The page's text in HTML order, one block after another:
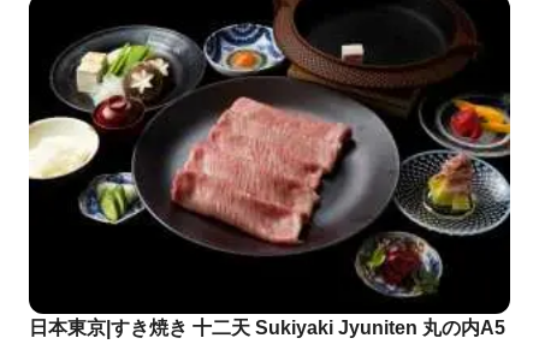
日本東京|すき焼き 十二天 Sukiyaki Jyuniten 丸の内A5